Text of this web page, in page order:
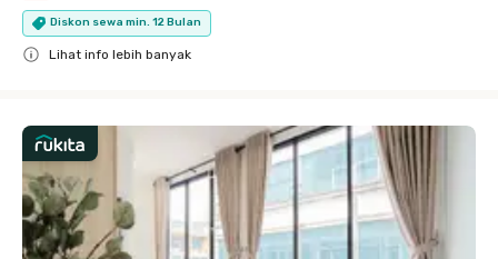
Diskon sewa min. 12 Bulan
Lihat info lebih banyak